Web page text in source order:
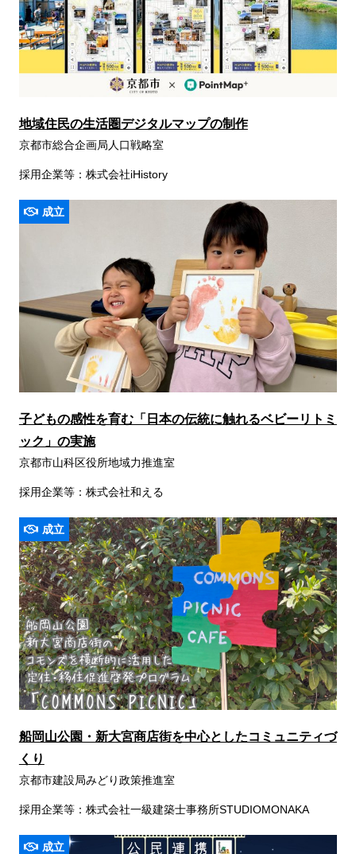
地域住民の生活圏デジタルマップの制作
京都市総合企画局人口戦略室
採用企業等：株式会社iHistory
成立
子どもの感性を育む「日本の伝統に触れるベビーリトミ
ック」の実施
京都市山科区役所地域力推進室
採用企業等：株式会社和える
成立
船岡山公園・新大宮商店街を中心としたコミュニティづ
くり
京都市建設局みどり政策推進室
採用企業等：株式会社一級建築士事務所STUDIOMONAKA
成立